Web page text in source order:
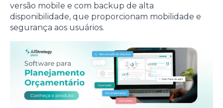
versão mobile e com backup de alta
disponibilidade, que proporcionam mobilidade e
segurança aos usuários.